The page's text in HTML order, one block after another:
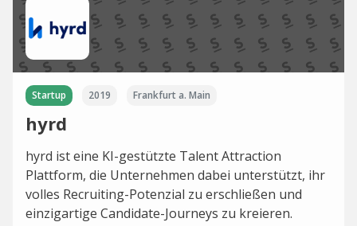
Startup 2019 Frankfurt a. Main
hyrd
hyrd ist eine KI-gestützte Talent Attraction
Plattform, die Unternehmen dabei unterstützt, ihr
volles Recruiting-Potenzial zu erschließen und
einzigartige Candidate-Journeys zu kreieren.